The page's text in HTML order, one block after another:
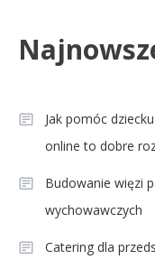
Jak pomóc
online to dobre
Budowanie więzi
wychowawczych
Catering dla